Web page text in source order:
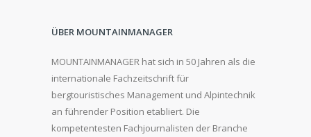
ÜBER MOUNTAINMANAGER
MOUNTAINMANAGER hat sich in 50 Jahren als die
internationale Fachzeitschrift für
bergtouristisches Management und Alpintechnik
an führender Position etabliert. Die
kompetentesten Fachjournalisten der Branche